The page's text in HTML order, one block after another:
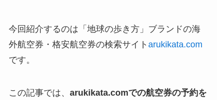
今回紹介するのは「地球の歩き方」ブランドの海
外航空券・格安航空券の検索サイト arukikata.com
です。
この記事では、 arukikata.comでの航空券の予約を